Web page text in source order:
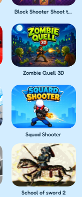
Block Shooter Shoot the Blocks!
Zombie Quell 3D
Squad Shooter
School of sword 2